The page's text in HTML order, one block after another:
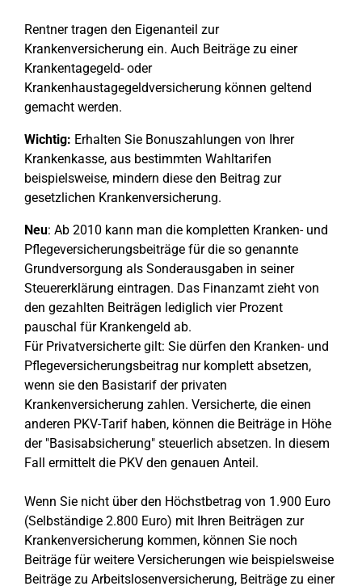
Rentner tragen den Eigenanteil zur
Krankenversicherung ein. Auch Beiträge zu einer
Krankentagegeld- oder
Krankenhaustagegeldversicherung können geltend
gemacht werden.
Wichtig: Erhalten Sie Bonuszahlungen von Ihrer
Krankenkasse, aus bestimmten Wahltarifen
beispielsweise, mindern diese den Beitrag zur
gesetzlichen Krankenversicherung.
Neu: Ab 2010 kann man die kompletten Kranken- und
Pflegeversicherungsbeiträge für die so genannte
Grundversorgung als Sonderausgaben in seiner
Steuererklärung eintragen. Das Finanzamt zieht von
den gezahlten Beiträgen lediglich vier Prozent
pauschal für Krankengeld ab.
Für Privatversicherte gilt: Sie dürfen den Kranken- und
Pflegeversicherungsbeitrag nur komplett absetzen,
wenn sie den Basistarif der privaten
Krankenversicherung zahlen. Versicherte, die einen
anderen PKV-Tarif haben, können die Beiträge in Höhe
der "Basisabsicherung" steuerlich absetzen. In diesem
Fall ermittelt die PKV den genauen Anteil.
Wenn Sie nicht über den Höchstbetrag von 1.900 Euro
(Selbständige 2.800 Euro) mit Ihren Beiträgen zur
Krankenversicherung kommen, können Sie noch
Beiträge für weitere Versicherungen wie beispielsweise
Beiträge zu Arbeitslosenversicherung, Beiträge zu einer